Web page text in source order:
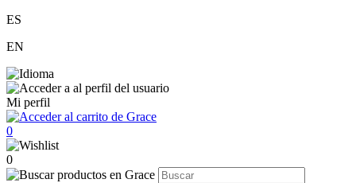
ES
EN
Mi perfil
0
0